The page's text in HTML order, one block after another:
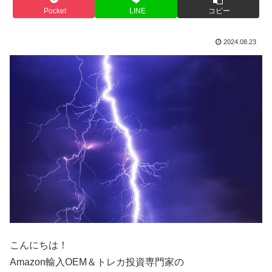
Pocket LINE コピー
2024.08.23
こんにちは！
Amazon輸入OEM＆トレカ投資専門家の